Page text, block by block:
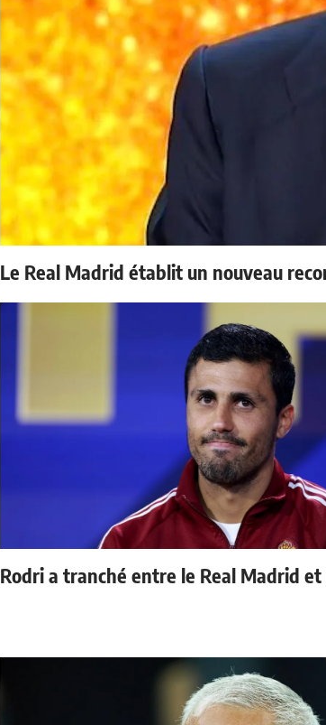
Le Real Madrid établit un nouveau
Rodri a tranché entre le Real Madrid et